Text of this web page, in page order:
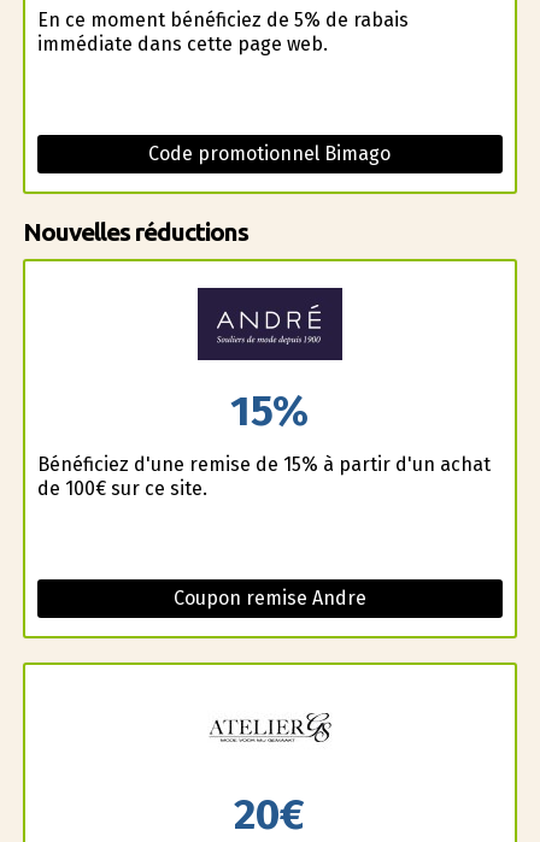
En ce moment bénéficiez de 5% de rabais
immédiate dans cette page web.
Code promotionnel Bimago
Nouvelles réductions
15%
Bénéficiez d'une remise de 15% à partir d'un achat
de 100€ sur ce site.
Coupon remise Andre
20€